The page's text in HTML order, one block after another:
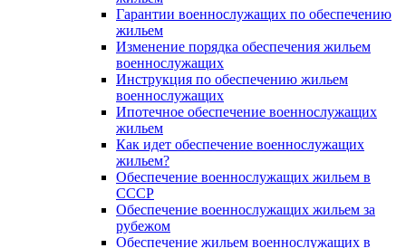
Гарантии военнослужащих по обеспечению
жильем
Изменение порядка обеспечения жильем
военнослужащих
Инструкция по обеспечению жильем
военнослужащих
Ипотечное обеспечение военнослужащих
жильем
Как идет обеспечение военнослужащих
жильем?
Обеспечение военнослужащих жильем в
СССР
Обеспечение военнослужащих жильем за
рубежом
Обеспечение жильем военнослужащих в